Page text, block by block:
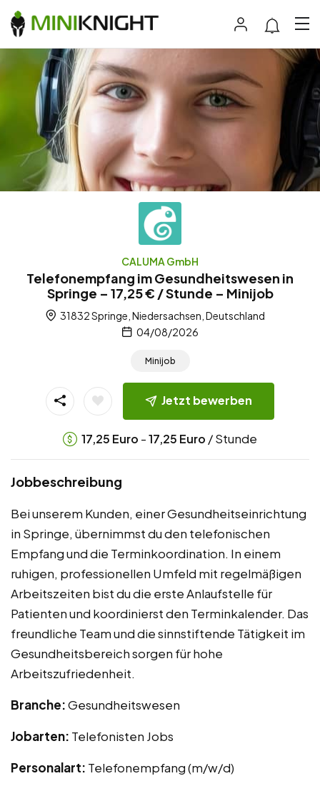
CALUMA GmbH
Telefonempfang im Gesundheitswesen in
Springe – 17,25 € / Stunde – Minijob
31832 Springe, Niedersachsen, Deutschland
04/08/2026
Minijob
Jetzt bewerben
17,25 Euro -17,25 Euro / Stunde
Jobbeschreibung
Bei unserem Kunden, einer Gesundheitseinrichtung
in Springe, übernimmst du den telefonischen
Empfang und die Terminkoordination. In einem
ruhigen, professionellen Umfeld mit regelmäßigen
Arbeitszeiten bist du die erste Anlaufstelle für
Patienten und koordinierst den Terminkalender. Das
freundliche Team und die sinnstiftende Tätigkeit im
Gesundheitsbereich sorgen für hohe
Arbeitszufriedenheit.
Branche:Gesundheitswesen
Jobarten: Telefonisten Jobs
Personalart: Telefonempfang (m/w/d)